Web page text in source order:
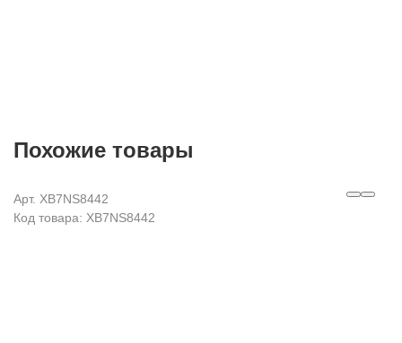
Похожие товары
Арт. XB7NS8442
Код товара: XB7NS8442